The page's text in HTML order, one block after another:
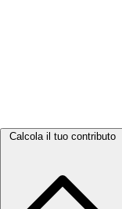
Calcola il tuo contributo